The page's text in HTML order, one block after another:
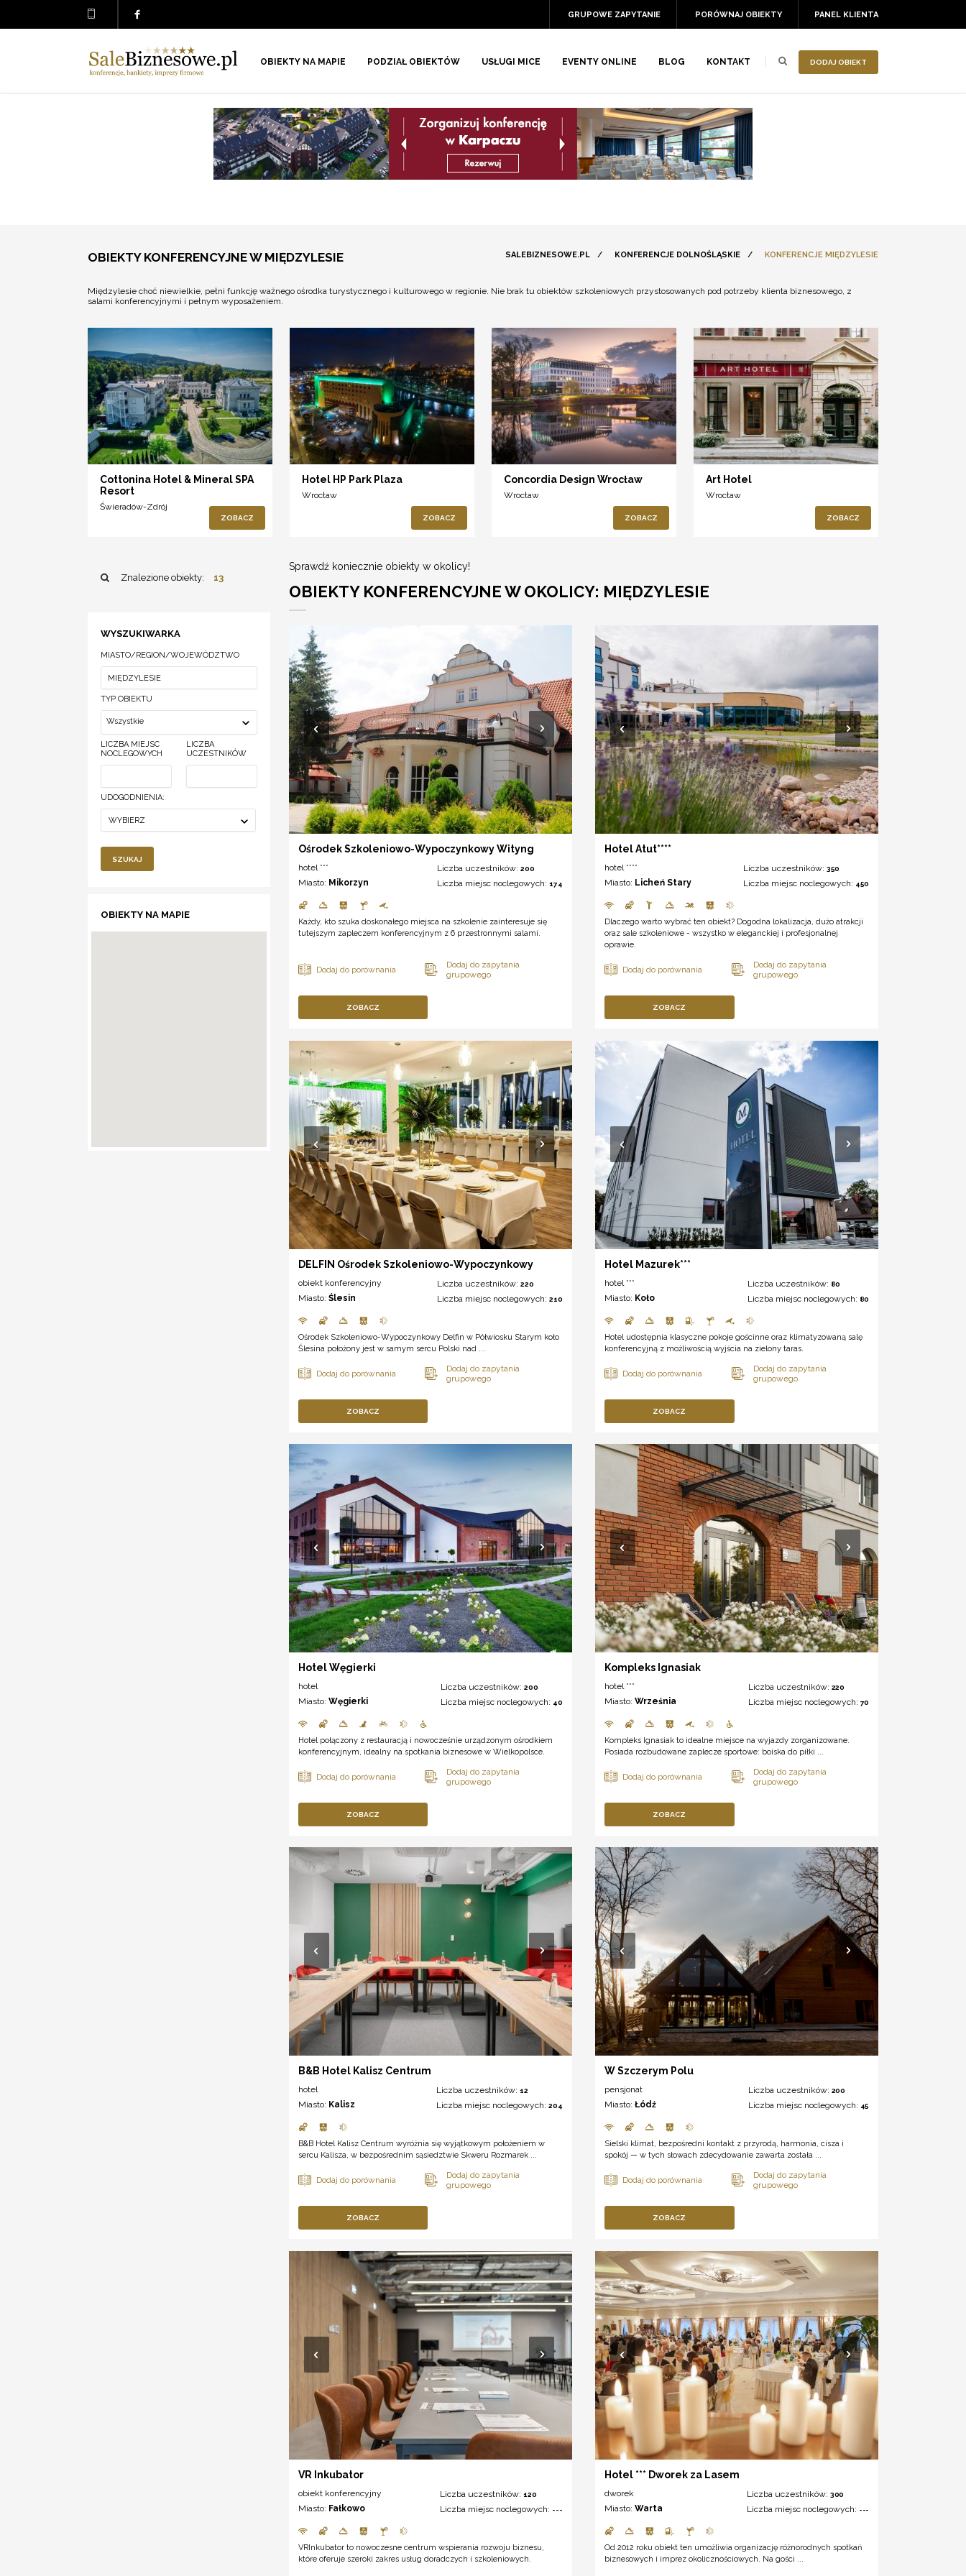
PANEL KLIENTA
PORÓWNAJ OBIEKTY
GRUPOWE ZAPYTANIE
DODAJ OBIEKT
OBIEKTY NA MAPIE PODZIAŁ OBIEKTÓW USŁUGI MICE EVENTY ONLINE BLOG KONTAKT
OBIEKTY KONFERENCYJNE W MIĘDZYLESIE SALEBIZNESOWE.PL / KONFERENCJE DOLNOŚLĄSKIE / KONFERENCJE MIĘDZYLESIE
Międzylesie choć niewielkie, pełni funkcję ważnego ośrodka turystycznego i kulturowego w regionie. Nie brak tu obiektów szkoleniowych przystosowanych pod potrzeby klienta biznesowego, z
salami konferencyjnymi i pełnym wyposażeniem.
Cottonina Hotel & Mineral SPA
Resort
Świeradów-Zdrój
ZOBACZ
Hotel HP Park Plaza
Wrocław
ZOBACZ
Concordia Design Wrocław
Wrocław
ZOBACZ
Art Hotel
Wrocław
ZOBACZ
Znalezione obiekty: 13
WYSZUKIWARKA
MIASTO/REGION/WOJEWÓDZTWO
TYP OBIEKTU
Wszystkie
LICZBA MIEJSC
NOCLEGOWYCH
LICZBA
UCZESTNIKÓW
UDOGODNIENIA:
WYBIERZ
SZUKAJ
OBIEKTY NA MAPIE
Sprawdź koniecznie obiekty w okolicy!
OBIEKTY KONFERENCYJNE W OKOLICY: MIĘDZYLESIE
Ośrodek Szkoleniowo-Wypoczynkowy Wityng
hotel ***
Miasto: Mikorzyn
Liczba uczestników:200
Liczba miejsc noclegowych:174
Każdy, kto szuka doskonałego miejsca na szkolenie zainteresuje się
tutejszym zapleczem konferencyjnym z 6 przestronnymi salami.
ZOBACZ
Hotel Atut****
hotel ****
Miasto: Licheń Stary
Liczba uczestników: 350
Liczba miejsc noclegowych: 450
Dlaczego warto wybrać ten obiekt? Dogodna lokalizacja, dużo atrakcji
oraz sale szkoleniowe - wszystko w eleganckiej i profesjonalnej
oprawie.
ZOBACZ
DELFIN Ośrodek Szkoleniowo-Wypoczynkowy
obiekt konferencyjny
Miasto: Ślesin
Liczba uczestników:220
Liczba miejsc noclegowych:210
Ośrodek Szkoleniowo-Wypoczynkowy Delfin w Półwiosku Starym koło
Ślesina położony jest w samym sercu Polski nad ...
ZOBACZ
Hotel Mazurek***
hotel ***
Miasto: Koło
Liczba uczestników: 80
Liczba miejsc noclegowych: 80
Hotel udostępnia klasyczne pokoje gościnne oraz klimatyzowaną salę
konferencyjną z możliwością wyjścia na zielony taras.
ZOBACZ
Hotel Węgierki
hotel
Miasto: Węgierki
Liczba uczestników:200
Liczba miejsc noclegowych: 40
Hotel połączony z restauracją i nowocześnie urządzonym ośrodkiem
konferencyjnym, idealny na spotkania biznesowe w Wielkopolsce.
ZOBACZ
Kompleks Ignasiak
hotel ***
Miasto:Września
Liczba uczestników: 220
Liczba miejsc noclegowych: 70
Kompleks Ignasiak to idealne miejsce na wyjazdy zorganizowane.
Posiada rozbudowane zaplecze sportowe: boiska do piłki ...
ZOBACZ
B&B Hotel Kalisz Centrum
hotel
Miasto: Kalisz
Liczba uczestników:12
Liczba miejsc noclegowych:204
B&B Hotel Kalisz Centrum wyróżnia się wyjątkowym położeniem w
sercu Kalisza, w bezpośrednim sąsiedztwie Skweru Rozmarek ...
ZOBACZ
W Szczerym Polu
pensjonat
Miasto:Łódź
Liczba uczestników: 200
Liczba miejsc noclegowych: 45
Sielski klimat, bezpośredni kontakt z przyrodą, harmonia, cisza i
spokój — w tych słowach zdecydowanie zawarta została ...
ZOBACZ
VR Inkubator
obiekt konferencyjny
Miasto: Fałkowo
Liczba uczestników:120
Liczba miejsc noclegowych: ---
VRInkubator to nowoczesne centrum wspierania rozwoju biznesu,
które oferuje szeroki zakres usług doradczych i szkoleniowych.
Hotel *** Dworek za Lasem
dworek
Miasto:Warta
Liczba uczestników: 300
Liczba miejsc noclegowych: ---
Od 2012 roku obiekt ten umożliwia organizację różnorodnych spotkań
biznesowych i imprez okolicznościowych. Na gości ...